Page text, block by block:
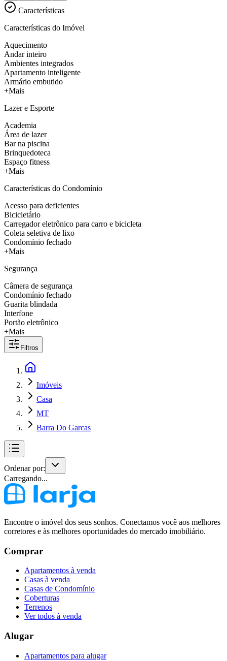
Características
Características do Imóvel
Aquecimento
Andar inteiro
Ambientes integrados
Apartamento inteligente
Armário embutido
+Mais
Lazer e Esporte
Academia
Área de lazer
Bar na piscina
Brinquedoteca
Espaço fitness
+Mais
Características do Condomínio
Acesso para deficientes
Bicicletário
Carregador eletrônico para carro e bicicleta
Coleta seletiva de lixo
Condomínio fechado
+Mais
Segurança
Câmera de segurança
Condomínio fechado
Guarita blindada
Interfone
Portão eletrônico
+Mais
Filtros
Imóveis
Casa
MT
Barra Do Garcas
Ordenar por:
Carregando...
Encontre o imóvel dos seus sonhos. Conectamos você aos melhores
corretores e às melhores oportunidades do mercado imobiliário.
Comprar
Apartamentos à venda
Casas à venda
Casas de Condomínio
Coberturas
Terrenos
Ver todos à venda
Alugar
Apartamentos para alugar